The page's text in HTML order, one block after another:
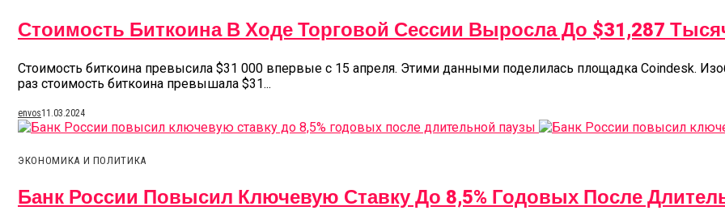
Стоимость Биткоина В Ходе Торговой Сессии Выросла До $31,287
Стоимость биткоина превысила $31 000 впервые с 15 апреля. Этими данными поделилась площадка Coindesk.
раз стоимость биткоина превышала $31...
envos11.03.2024
ЭКОНОМИКА И ПОЛИТИКА
Банк России Повысил Ключевую Ставку До 8,5% Годовых После